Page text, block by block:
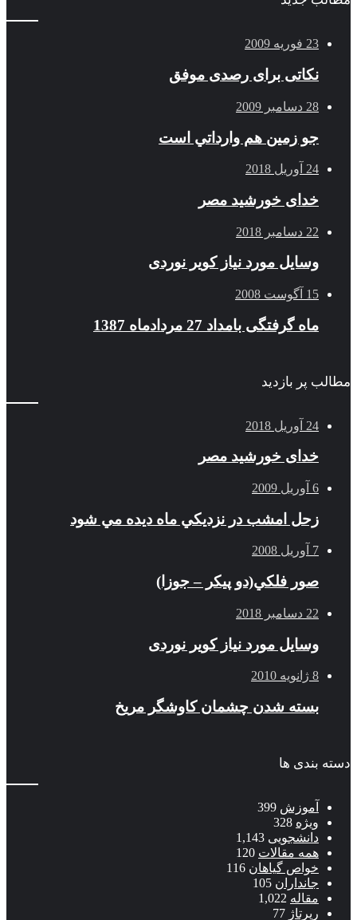
23 فوریه 2009
نکاتی برای رصدی موفق
28 دسامبر 2009
جو زمين هم وارداتي است
24 آوریل 2018
خدای خورشید مصر
22 دسامبر 2018
وسایل مورد نیاز کویر نوردی
15 آگوست 2008
ماه گرفتگی بامداد 27 مردادماه 1387
مطالب پر بازدید
24 آوریل 2018
خدای خورشید مصر
6 آوریل 2009
زحل امشب در نزديكي ماه ديده مي شود
7 آوریل 2008
صور فلكي(دو پیکر – جوزا)
22 دسامبر 2018
وسایل مورد نیاز کویر نوردی
8 ژانویه 2010
بسته شدن چشمان کاوشگر مريخ
دسته بندی ها
آموزش 399
ویژه 328
دانشجویی 1,143
همه مقالات 120
خواص گیاهان 116
جانداران 105
مقاله 1,022
رپرتاژ 77